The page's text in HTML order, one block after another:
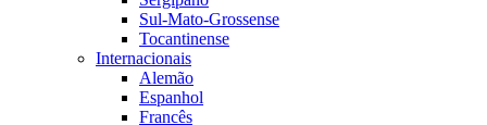
Sul-Mato-Grossense
Tocantinense
Internacionais
Alemão
Espanhol
Francês